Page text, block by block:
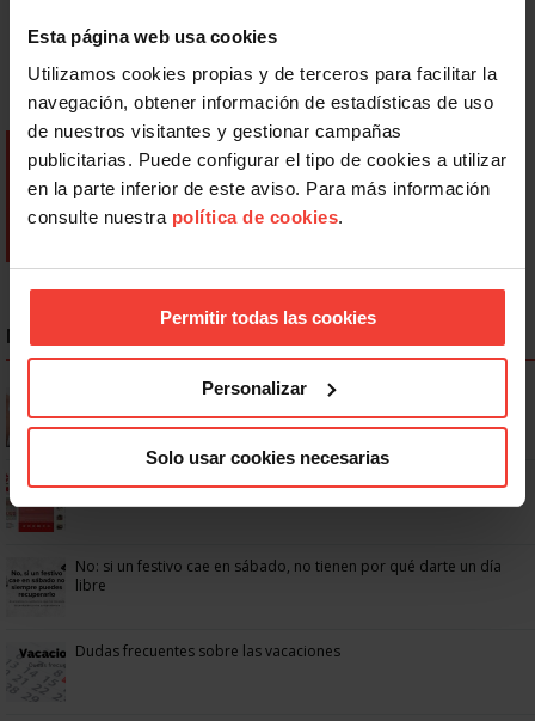
Esta página web usa cookies
Utilizamos cookies propias y de terceros para facilitar la
navegación, obtener información de estadísticas de uso
de nuestros visitantes y gestionar campañas
publicitarias. Puede configurar el tipo de cookies a utilizar
en la parte inferior de este aviso. Para más información
consulte nuestra política de cookies.
Permitir todas las cookies
Personalizar
Solo usar cookies necesarias
NOTICIAS MÁS LEÍDAS
Se actualizan las patologías para acceder a la jubilación
anticipada por discapacidad
Ya os podéis descargar la app de USO
No: si un festivo cae en sábado, no tienen por qué darte un día
libre
Dudas frecuentes sobre las vacaciones